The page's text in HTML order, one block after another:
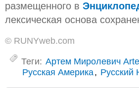
размещенного в
лексическая основа
© RUNYweb.com
Теги: Артем Миролевич
Русская Америка, Русский